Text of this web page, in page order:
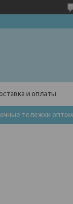
и оплаты
тележки оптом